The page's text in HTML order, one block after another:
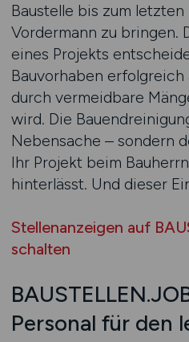
Baustelle bis zum
Vordermann zu bringen.
eines Projekts
Bauvorhaben
durch vermeidbare
wird. Die
Nebensache – sondern
Ihr Projekt beim
hinterlässt. Und dieser
Stellenanzeigen auf
schalten
Personal für den